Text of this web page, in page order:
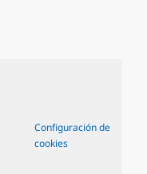
Configuración de
cookies